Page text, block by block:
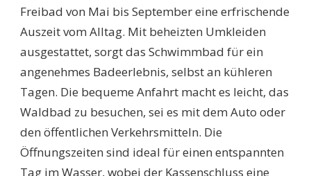
Freibad von Mai bis September eine erfrischende
Auszeit vom Alltag. Mit beheizten Umkleiden
ausgestattet, sorgt das Schwimmbad für ein
angenehmes Badeerlebnis, selbst an kühleren
Tagen. Die bequeme Anfahrt macht es leicht, das
Waldbad zu besuchen, sei es mit dem Auto oder
den öffentlichen Verkehrsmitteln. Die
Öffnungszeiten sind ideal für einen entspannten
Tag im Wasser, wobei der Kassenschluss eine